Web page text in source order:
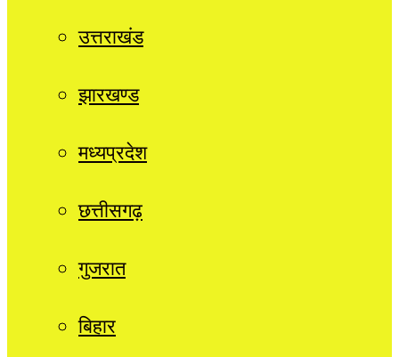
उत्तराखंड
झारखण्ड
मध्यप्रदेश
छत्तीसगढ़
गुजरात
बिहार